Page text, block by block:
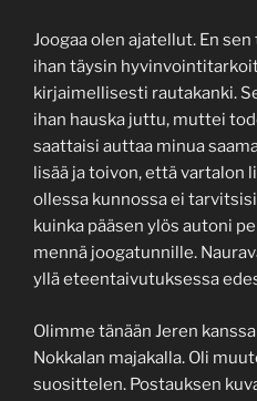
Joogaa olen ajatellut. En
ihan täysin
kirjaimellisesti rautakanki.
ihan hauska juttu, muttei
saattaisi auttaa minua
lisää ja toivon, että vartalon
ollessa kunnossa ei
kuinka pääsen ylös autoni
mennä joogatunnille.
yllä eteentaivutuksessa
Olimme tänään Jeren
Nokkalan majakalla. Oli
suosittelen. Postauksen